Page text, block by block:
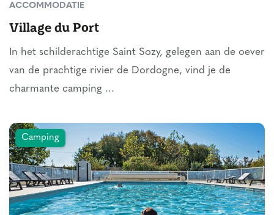
ACCOMMODATIE
Village du Port
In het schilderachtige Saint Sozy, gelegen aan de oever
van de prachtige rivier de Dordogne, vind je de
charmante camping ...
Camping